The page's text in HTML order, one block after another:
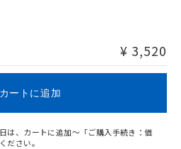
る可能性があります。
¥ 3,520
カートに追加
は、カートに追加～「ご購入手続き：価
ださい。